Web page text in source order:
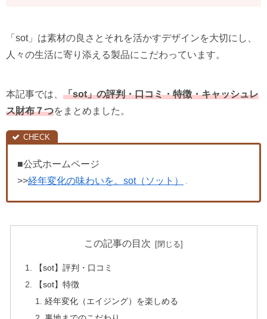
「sot」は素材の良さとそれを活かすデザインを大切にし、
人々の生活に寄り添える製品にこだわっています。
本記事では、 「sot」の評判・口コミ・特徴・キャッシュレ
ス財布７つをまとめました。
■公式ホームページ
>>経年変化の味わいを。sot（ソット）
この記事の目次
【sot】評判・口コミ
【sot】特徴
経年変化（エイジング）を楽しめる